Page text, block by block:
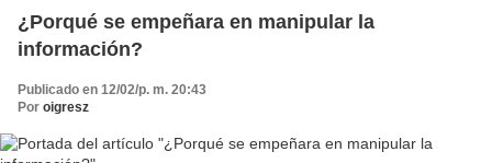
¿Porqué se empeñara en manipular la
información?
Publicado en 12/02/p. m. 20:43
Por oigresz